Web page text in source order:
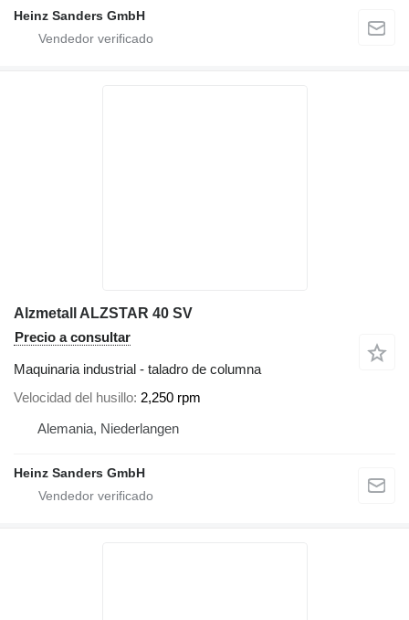
Heinz Sanders GmbH
Alzmetall ALZSTAR 40 SV
Precio a consultar
Maquinaria industrial - taladro de columna
Velocidad del husillo 2,250 rpm
Alemania, Niederlangen
Heinz Sanders GmbH